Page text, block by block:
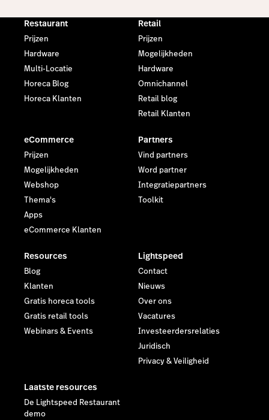
Restaurant
Prijzen
Hardware
Multi-Locatie
Horeca Blog
Horeca Klanten
Retail
Prijzen
Mogelijkheden
Hardware
Omnichannel
Retail blog
Retail Klanten
eCommerce
Prijzen
Mogelijkheden
Webshop
Thema's
Apps
eCommerce Klanten
Partners
Vind partners
Word partner
Integratiepartners
Toolkit
Resources
Blog
Klanten
Gratis horeca tools
Gratis retail tools
Webinars & Events
Lightspeed
Contact
Nieuws
Over ons
Vacatures
Investeerdersrelaties
Juridisch
Privacy & Veiligheid
Laatste resources
De Lightspeed Restaurant
demo